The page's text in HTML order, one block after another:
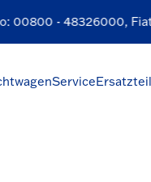
00800 - 48326000, Fiat:
Service